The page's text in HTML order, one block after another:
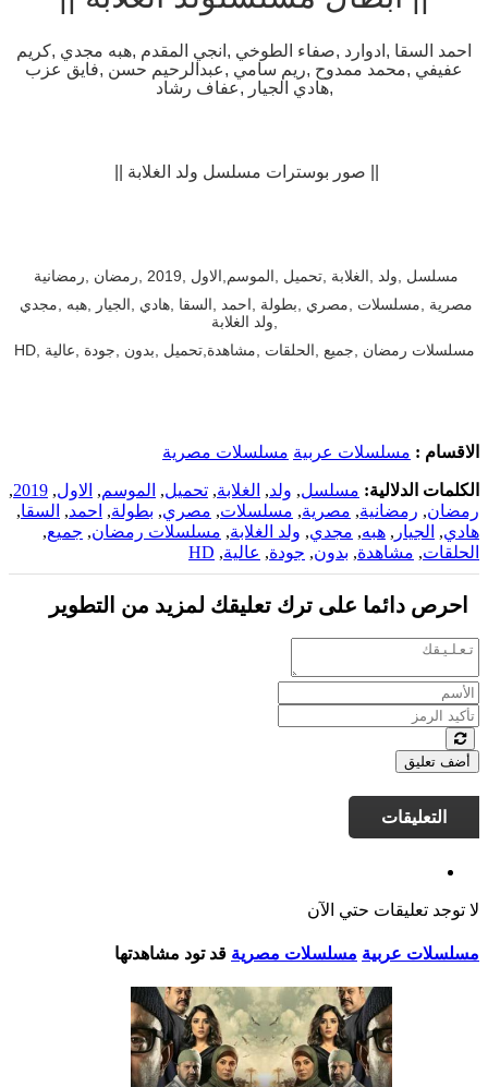
احمد السقا ,ادوارد ,صفاء الطوخي ,انجي المقدم ,هبه مجدي ,كريم
عفيفي ,محمد ممدوح ,ريم سامي ,عبدالرحيم حسن ,فايق عزب
,هادي الجيار ,عفاف رشاد
|| صور بوسترات مسلسل ولد الغلابة ||
مسلسل ,ولد ,الغلابة ,تحميل ,الموسم,الاول ,2019 ,رمضان ,رمضانية
مصرية ,مسلسلات ,مصري ,بطولة ,احمد ,السقا ,هادي ,الجيار ,هبه ,مجدي
,ولد الغلابة
مسلسلات رمضان ,جميع ,الحلقات ,مشاهدة,تحميل ,بدون ,جودة ,عالية ,HD
الاقسام : مسلسلات عربية مسلسلات مصرية
الكلمات الدلالية: مسلسل, ولد, الغلابة, تحميل, الموسم, الاول,
2019
,
رمضان, رمضانية, مصرية, مسلسلات, مصري, بطولة, احمد, السقا,
هادي, الجيار , هبه, مجدي, ولد الغلابة, مسلسلات رمضان, جميع,
الحلقات, مشاهدة, بدون, جودة, عالية,
HD
احرص دائما على ترك تعليقك لمزيد من التطوير
أضف تعليق
التعليقات
لا توجد تعليقات حتي الآن
مسلسلات عربية مسلسلات مصرية قد تود مشاهدتها